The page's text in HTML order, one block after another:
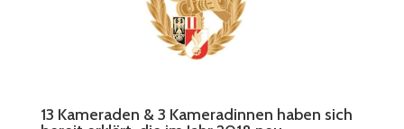
13 Kameraden & 3 Kameradinnen haben sich